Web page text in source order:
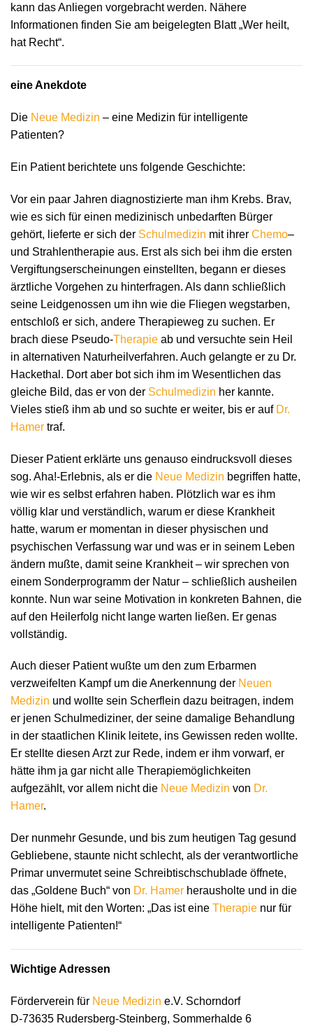
kann das Anliegen vorgebracht werden. Nähere
Informationen finden Sie am beigelegten Blatt „Wer heilt,
hat Recht“.
eine Anekdote
Die Neue Medizin – eine Medizin für intelligente
Patienten?
Ein Patient berichtete uns folgende Geschichte:
Vor ein paar Jahren diagnostizierte man ihm Krebs. Brav,
wie es sich für einen medizinisch unbedarften Bürger
gehört, lieferte er sich der Schulmedizin mit ihrer Chemo–
und Strahlentherapie aus. Erst als sich bei ihm die ersten
Vergiftungserscheinungen einstellten, begann er dieses
ärztliche Vorgehen zu hinterfragen. Als dann schließlich
seine Leidgenossen um ihn wie die Fliegen wegstarben,
entschloß er sich, andere Therapieweg zu suchen. Er
brach diese Pseudo-Therapie ab und versuchte sein Heil
in alternativen Naturheilverfahren. Auch gelangte er zu Dr.
Hackethal. Dort aber bot sich ihm im Wesentlichen das
gleiche Bild, das er von der Schulmedizin her kannte.
Vieles stieß ihm ab und so suchte er weiter, bis er auf Dr.
Hamer traf.
Dieser Patient erklärte uns genauso eindrucksvoll dieses
sog. Aha!-Erlebnis, als er die Neue Medizin begriffen hatte,
wie wir es selbst erfahren haben. Plötzlich war es ihm
völlig klar und verständlich, warum er diese Krankheit
hatte, warum er momentan in dieser physischen und
psychischen Verfassung war und was er in seinem Leben
ändern mußte, damit seine Krankheit – wir sprechen von
einem Sonderprogramm der Natur – schließlich ausheilen
konnte. Nun war seine Motivation in konkreten Bahnen, die
auf den Heilerfolg nicht lange warten ließen. Er genas
vollständig.
Auch dieser Patient wußte um den zum Erbarmen
verzweifelten Kampf um die Anerkennung der Neuen
Medizin und wollte sein Scherflein dazu beitragen, indem
er jenen Schulmediziner, der seine damalige Behandlung
in der staatlichen Klinik leitete, ins Gewissen reden wollte.
Er stellte diesen Arzt zur Rede, indem er ihm vorwarf, er
hätte ihm ja gar nicht alle Therapiemöglichkeiten
aufgezählt, vor allem nicht die Neue Medizin von Dr.
Hamer.
Der nunmehr Gesunde, und bis zum heutigen Tag gesund
Gebliebene, staunte nicht schlecht, als der verantwortliche
Primar unvermutet seine Schreibtischschublade öffnete,
das „Goldene Buch“ von Dr. Hamer herausholte und in die
Höhe hielt, mit den Worten: „Das ist eine Therapie nur für
intelligente Patienten!“
Wichtige Adressen
Förderverein für Neue Medizin e.V. Schorndorf
D-73635 Rudersberg-Steinberg, Sommerhalde 6